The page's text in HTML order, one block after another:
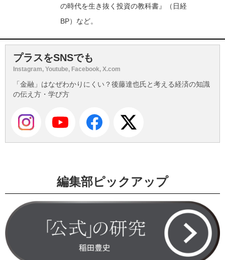
の時代を生き抜く投資の教科書』（日経
BP）など。
プラスをSNSでも
Instagram, Youtube, Facebook, X.com
「金融」はなぜわかりにくい？後藤達也氏と考える経済の知識
の伝え方・学び方
編集部ピックアップ